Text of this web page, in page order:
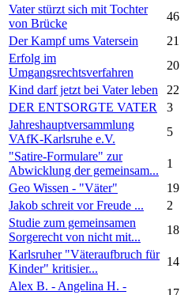
Vater stürzt sich mit Tochter
von Brücke
46
Der Kampf ums Vatersein
21
Erfolg im
Umgangsrechtsverfahren
20
Kind darf jetzt bei Vater leben
22
DER ENTSORGTE VATER
3
Jahreshauptversammlung
VAfK-Karlsruhe e.V.
5
"Satire-Formulare" zur
Abwicklung der gemeinsam...
1
Geo Wissen - "Väter"
19
Jakob schreit vor Freude ...
2
Studie zum gemeinsamen
Sorgerecht von nicht mit...
18
Karlsruher "Väteraufbruch für
Kinder" kritisier...
14
Alex B. - Angelina H. -